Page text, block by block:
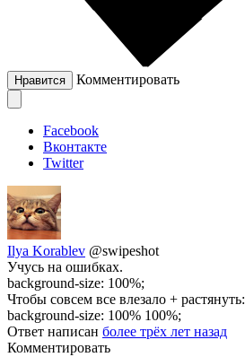
Нравится Комментировать
Facebook
Вконтакте
Twitter
Ilya Korablev @swipeshot
Учусь на ошибках.
background-size: 100%;
Чтобы совсем все влезало + растянуть:
background-size: 100% 100%;
Ответ написан более трёх лет назад
Комментировать